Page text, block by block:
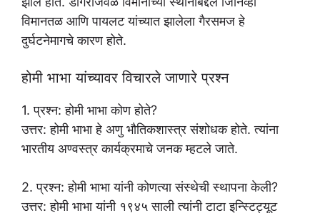
विमानतळ आणि पायलट यांच्यात झालेला गैरसमज हे
दुर्घटनेमागचे कारण होते.
होमी भाभा यांच्यावर विचारले जाणारे प्रश्न
1. प्रश्न: होमी भाभा कोण होते?
उत्तर: होमी भाभा हे अणु भौतिकशास्त्र संशोधक होते. त्यांना
भारतीय अण्वस्त्र कार्यक्रमाचे जनक म्हटले जाते.
2. प्रश्न: होमी भाभा यांनी कोणत्या संस्थेची स्थापना केली?
उत्तर: होमी भाभा यांनी १९४५ साली त्यांनी टाटा इन्स्टिट्यूट